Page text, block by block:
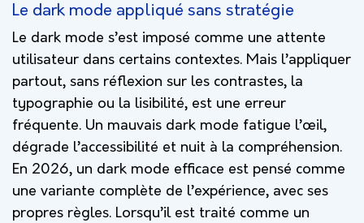
Le dark mode appliqué sans stratégie
Le dark mode s’est imposé comme une attente
utilisateur dans certains contextes. Mais l’appliquer
partout, sans réflexion sur les contrastes, la
typographie ou la lisibilité, est une erreur
fréquente. Un mauvais dark mode fatigue l’œil,
dégrade l’accessibilité et nuit à la compréhension.
En 2026, un dark mode efficace est pensé comme
une variante complète de l’expérience, avec ses
propres règles. Lorsqu’il est traité comme un